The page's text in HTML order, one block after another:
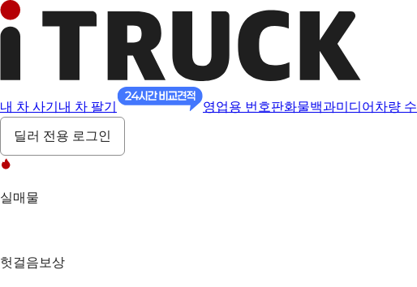
내 차 사기 내 차 팔기 영업용 번호판화물백과미디어 차량
딜러 전용 로그인
실매물
헛걸음보상